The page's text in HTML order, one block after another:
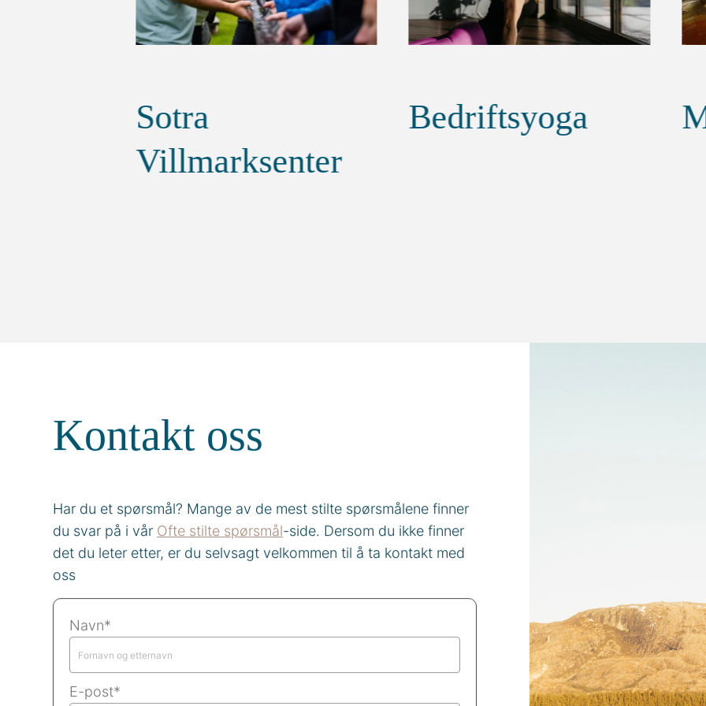
Bedriftsyoga Mat & Prat
Kontakt oss
Har du et spørsmål? Mange av de mest stilte spørsmålene finner
du svar på i vår Ofte stilte spørsmål-side. Dersom du ikke finner
det du leter etter, er du selvsagt velkommen til å ta kontakt med
oss
Navn*
E-post*